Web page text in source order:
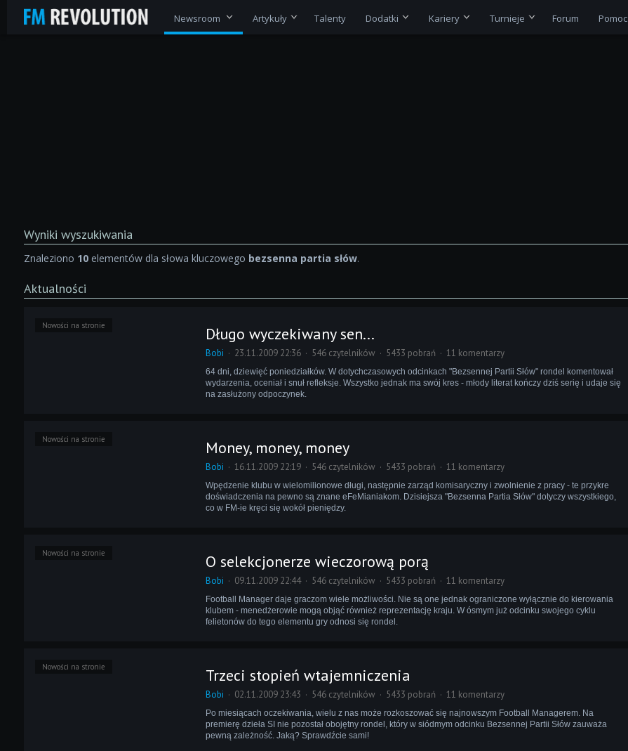
Newsroom Artykuły Talenty Dodatki Kariery Turnieje Forum Pomoc
Wyniki wyszukiwania
Znaleziono 10elementów dla słowa kluczowego bezsenna partia słów.
Aktualności
Nowości na stronie Długo wyczekiwany sen...
Bobi 23.11.2009 22:36 546 czytelników 5433 pobrań 11 komentarzy
64 dni, dziewięć poniedziałków. W dotychczasowych odcinkach "Bezsennej Partii Słów" rondel komentował
wydarzenia, oceniał i snuł refleksje. Wszystko jednak ma swój kres - młody literat kończy dziś serię i udaje się
na zasłużony odpoczynek.
Nowości na stronie Money, money, money
Bobi 16.11.2009 22:19 546 czytelników 5433 pobrań 11 komentarzy
Wpędzenie klubu w wielomilionowe długi, następnie zarząd komisaryczny i zwolnienie z pracy - te przykre
doświadczenia na pewno są znane eFeMianiakom. Dzisiejsza "Bezsenna Partia Słów" dotyczy wszystkiego,
co w FM-ie kręci się wokół pieniędzy.
Nowości na stronie O selekcjonerze wieczorową porą
Bobi 09.11.2009 22:44 546 czytelników 5433 pobrań 11 komentarzy
Football Manager daje graczom wiele możliwości. Nie są one jednak ograniczone wyłącznie do kierowania
klubem - menedżerowie mogą objąć również reprezentację kraju. W ósmym już odcinku swojego cyklu
felietonów do tego elementu gry odnosi się rondel.
Nowości na stronie Trzeci stopień wtajemniczenia
Bobi 02.11.2009 23:43 546 czytelników 5433 pobrań 11 komentarzy
Po miesiącach oczekiwania, wielu z nas może rozkoszować się najnowszym Football Managerem. Na
premierę dzieła SI nie pozostał obojętny rondel, który w siódmym odcinku Bezsennej Partii Słów zauważa
pewną zależność. Jaką? Sprawdźcie sami!